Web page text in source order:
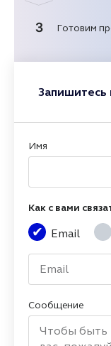
3 Готовим
Запишитесь
Имя
Как с вами
Email
Сообщение